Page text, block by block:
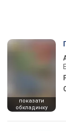
показати
обкладинку